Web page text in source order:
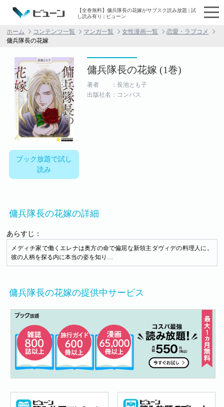
【全巻無料】傭兵隊長の花嫁がサブスク読み放題 | 試
し読み有り | ビューン
ホーム コンテンツ一覧 マンガ一覧 女性漫画一覧
恋愛・ラブコメ
傭兵隊長の花嫁
ブック放題で試し
読み
傭兵隊長の花嫁 (1巻)
著者 ：長池とも子
出版社名：コンパス
傭兵隊長の花嫁の詳細
あらすじ：
メディチ家で働くエレナは奥方の命で偏屈な新領主ダヴィデの料理人に。
彼の人柄を探る内に本当の姿を知り…
傭兵隊長の花嫁の提供中サービス